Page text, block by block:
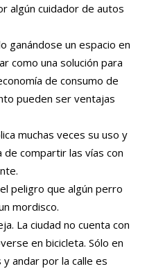
algún cuidador de autos
ganándose un espacio en
como una solución para
de consumo de
pueden ser ventajas
muchas veces su uso y
compartir las vías con
peligro que algún perro
mordisco.
La ciudad no cuenta con
en bicicleta. Sólo en
andar por la calle es